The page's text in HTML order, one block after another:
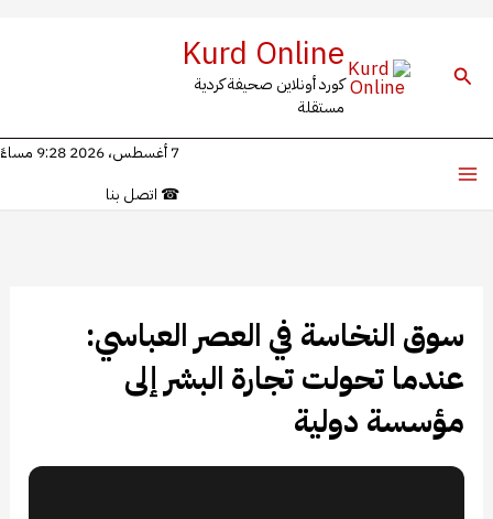
البحث Kurd Online
كورد أونلاين صحيفة كردية
مستقلة
7 أغسطس، 2026 9:28 مساءً
☎ اتصل بنا
سوق النخاسة في العصر العباسي:
عندما تحولت تجارة البشر إلى
مؤسسة دولية